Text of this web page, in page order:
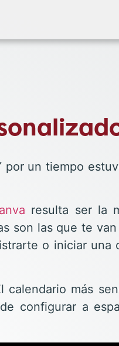
un tiempo
resulta ser la
son las que te
o iniciar una
calendario más
configurar a